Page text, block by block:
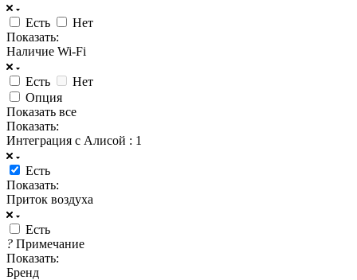
Есть
Нет
Показать:
Наличие Wi-Fi
Есть
Нет
Опция
Показать все
Показать:
Интеграция с Алисой : 1
Есть
Показать:
Приток воздуха
Есть
? Примечание
Показать:
Бренд